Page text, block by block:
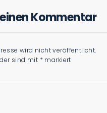
Kommentar
wird nicht veröffentlicht.
sind mit * markiert